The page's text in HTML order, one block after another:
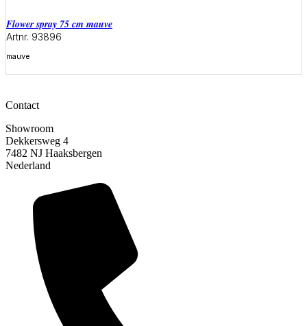
flower spray 75 cm mauve
Artnr. 93896
mauve
Contact
Showroom
Dekkersweg 4
7482 NJ Haaksbergen
Nederland